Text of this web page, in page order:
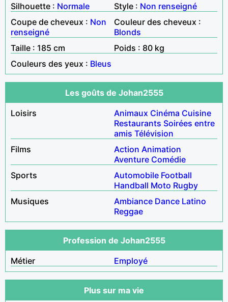
Silhouette : Normale Style : Non renseigné
Coupe de cheveux : Non
renseigné
Couleur des cheveux :
Blonds
Taille : 185 cm
Poids : 80 kg
Couleurs des yeux : Bleus
Les goûts de Johan2555
Loisirs
Animaux Cinéma Cuisine
Restaurants Soirées entre
amis Télévision
Films
Action Animation
Aventure Comédie
Sports
Automobile Football
Handball Moto Rugby
Musiques
Ambiance Dance Latino
Reggae
Profession de Johan2555
Métier
Employé
Plus sur ma vie